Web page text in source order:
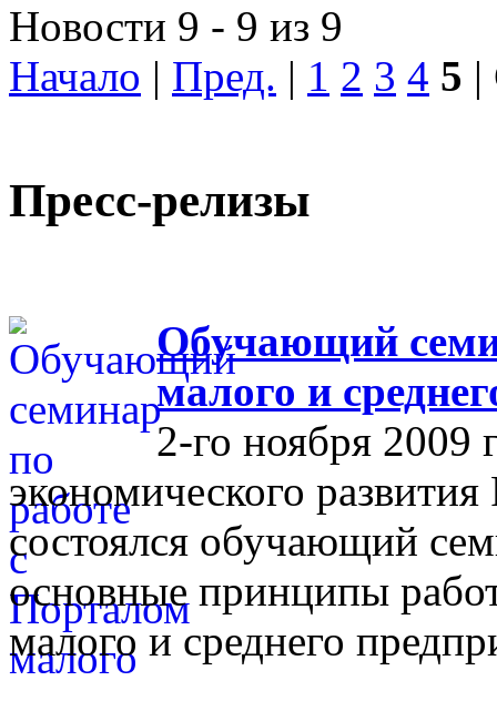
Новости 9 - 9 из 9
Начало | Пред. | 1 2 3 4 5 |
Пресс-релизы
Обучающий
малого и
2-го ноября 2009
экономического
состоялся обучающий
основные принципы
малого и среднего